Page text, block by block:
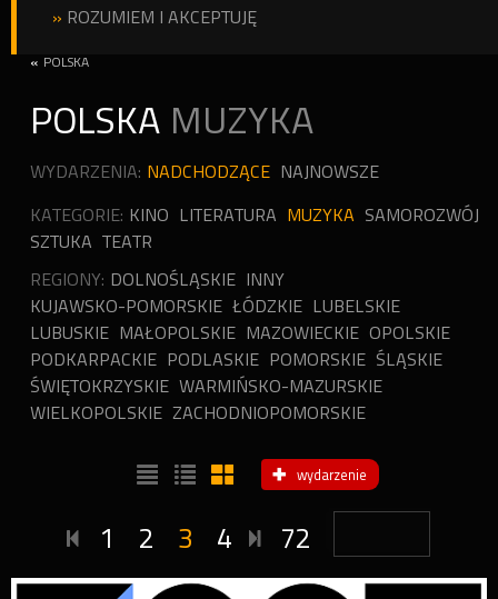
» ROZUMIEM I AKCEPTUJĘ
« POLSKA
POLSKA MUZYKA
WYDARZENIA: NADCHODZĄCE NAJNOWSZE
KATEGORIE: KINO LITERATURA MUZYKA SAMOROZWÓJ
SZTUKA TEATR
REGIONY: DOLNOŚLĄSKIE INNY
KUJAWSKO-POMORSKIE ŁÓDZKIE LUBELSKIE
LUBUSKIE MAŁOPOLSKIE MAZOWIECKIE OPOLSKIE
PODKARPACKIE PODLASKIE POMORSKIE ŚLĄSKIE
ŚWIĘTOKRZYSKIE WARMIŃSKO-MAZURSKIE
WIELKOPOLSKIE ZACHODNIOPOMORSKIE
wydarzenie
1 2 3 4 72